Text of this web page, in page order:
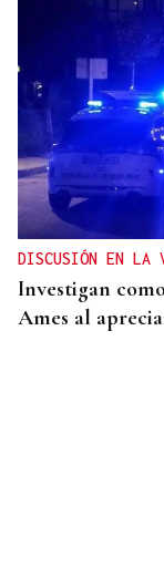
DISCUSIÓN EN LA
Investigan
Ames al